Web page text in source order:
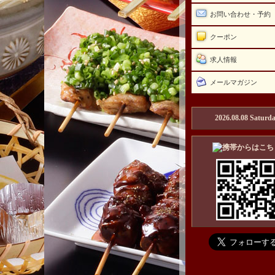
お問い合わせ・予約
クーポン
求人情報
メールマガジン
2026.08.08